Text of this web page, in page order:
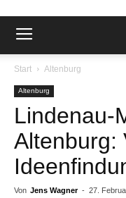
Start Altenburg
Altenburg
Lindenau-
Altenburg:
Von Jens Wagner - 27.